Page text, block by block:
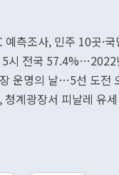
측조사, 민주 10곳·
5시 전국
운명의 날…5선 도전
청계광장서 피날레 유